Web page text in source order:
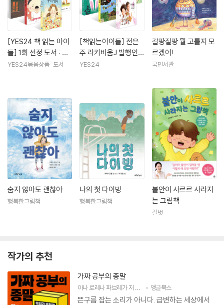
인스타그램 @growingmom
[YES24 책 읽는 아이
들] 1회 선정 도서 : 유
아 세트
YES24묶음상품-도서
[책읽는아이들] 전은
주 라키비움J 발행인
추천 초등 1~2학년 세
YES24
갈팡질팡 뭘 고를지 모
르겠어!
국민서관
숨지 않아도 괜찮아
행복한그림책
나의 첫 다이빙
행복한그림책
불안이 사르르 사라지
는 그림책
길벗
작가의 추천
가짜 공부의 종말
아나 로레나 파브레가저 김진주 역
앵글북스
뜬구름 잡는 소리가 아니다. 급변하는 세상에서